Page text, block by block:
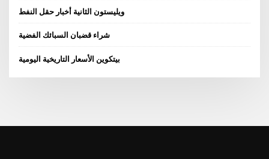
ويليستون الثانية أخبار حقل النفط
شراء قضبان السبائك الفضية
بيتكوين الأسعار التاريخية اليومية